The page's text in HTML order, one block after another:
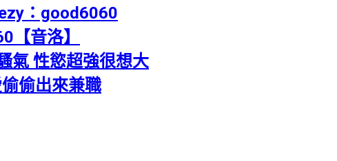
：good6060
【音洛】
氣 性慾超強很想大
偷出來兼職